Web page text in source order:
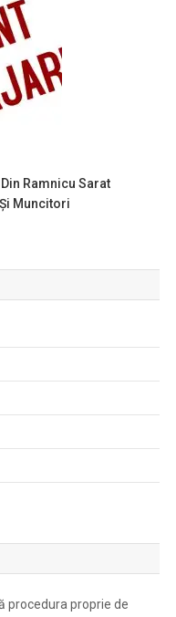
Din Ramnicu Sarat
Muncitori
procedura proprie de